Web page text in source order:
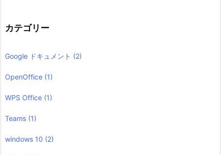
カテゴリー
Google ドキュメント (2)
OpenOffice (1)
WPS Office (1)
Teams (1)
windows 10 (2)